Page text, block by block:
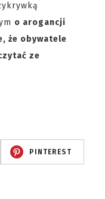
o arogancji
że obywatele
ze
PINTEREST